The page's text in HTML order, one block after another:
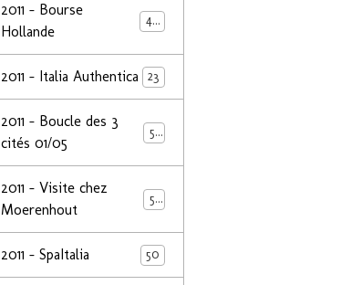
2011 - Bourse
Hollande
40
2011 - Italia Authentica 23
2011 - Boucle des 3
cités 01/05
50
2011 - Visite chez
Moerenhout
50
2011 - SpaItalia 50